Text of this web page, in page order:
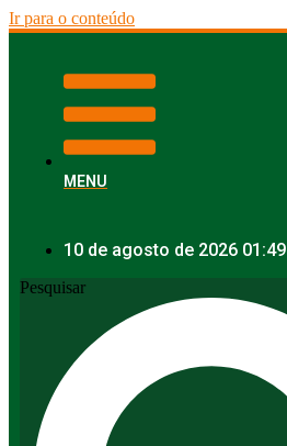
Ir para o conteúdo
MENU
10 de agosto de 2026 01:49
Pesquisar